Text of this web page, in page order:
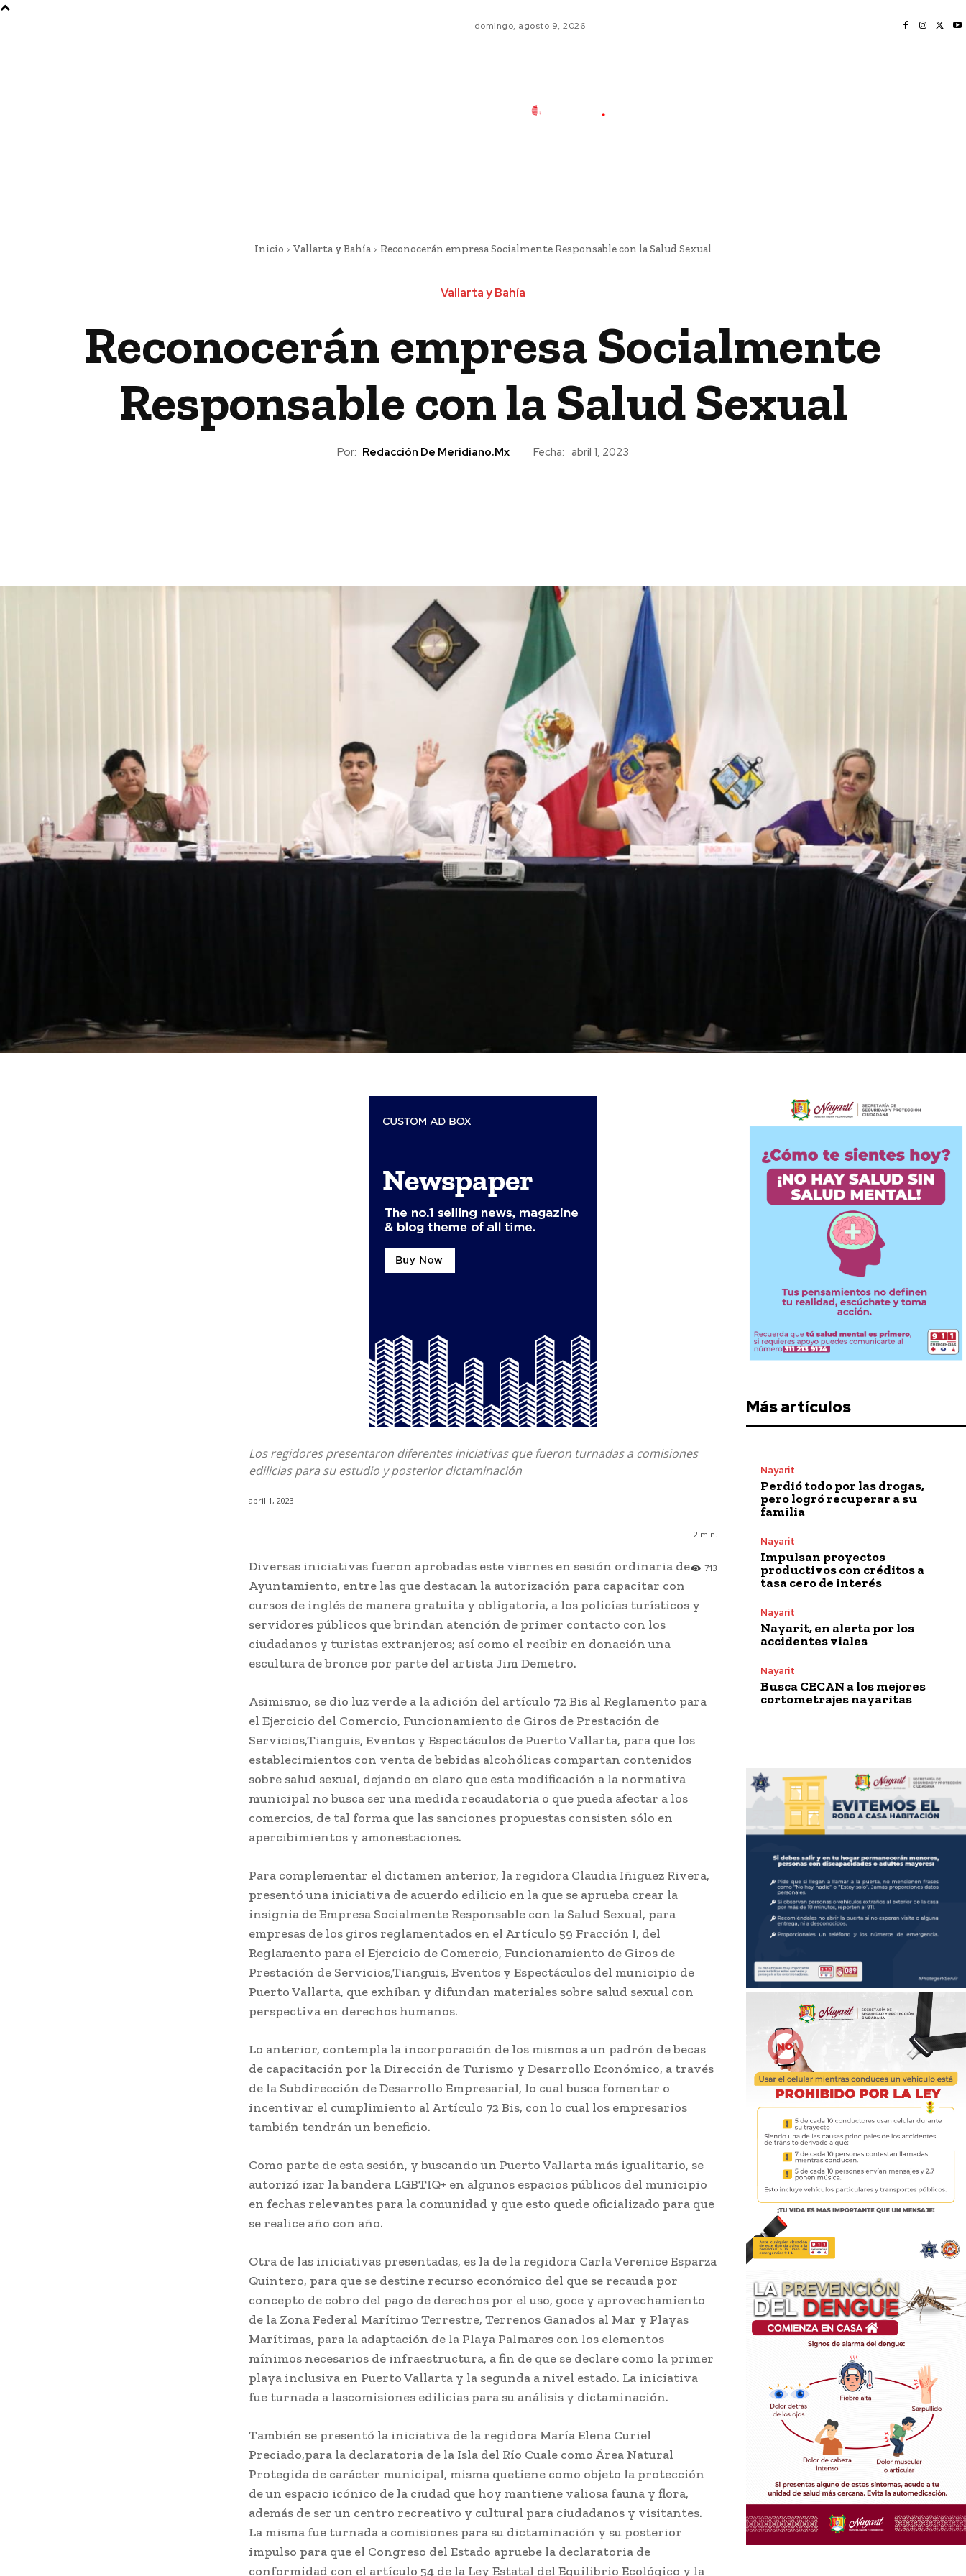
domingo, agosto 9, 2026
Inicio Vallarta y Bahía Reconocerán empresa Socialmente Responsable con la Salud Sexual
Vallarta y Bahía
Reconocerán empresa Socialmente
Responsable con la Salud Sexual
Por: Redacción De Meridiano.mx Fecha: abril 1, 2023
Los regidores presentaron diferentes iniciativas que fueron turnadas a comisiones
edilicias para su estudio y posterior dictaminación
abril 1, 2023
2 min.
713
Diversas iniciativas fueron aprobadas este viernes en sesión ordinaria de
Ayuntamiento, entre las que destacan la autorización para capacitar con
cursos de inglés de manera gratuita y obligatoria, a los policías turísticos y
servidores públicos que brindan atención de primer contacto con los
ciudadanos y turistas extranjeros; así como el recibir en donación una
escultura de bronce por parte del artista Jim Demetro.
Asimismo, se dio luz verde a la adición del artículo 72 Bis al Reglamento para
el Ejercicio del Comercio, Funcionamiento de Giros de Prestación de
Servicios,Tianguis, Eventos y Espectáculos de Puerto Vallarta, para que los
establecimientos con venta de bebidas alcohólicas compartan contenidos
sobre salud sexual, dejando en claro que esta modificación a la normativa
municipal no busca ser una medida recaudatoria o que pueda afectar a los
comercios, de tal forma que las sanciones propuestas consisten sólo en
apercibimientos y amonestaciones.
Para complementar el dictamen anterior, la regidora Claudia Iñiguez Rivera,
presentó una iniciativa de acuerdo edilicio en la que se aprueba crear la
insignia de Empresa Socialmente Responsable con la Salud Sexual, para
empresas de los giros reglamentados en el Artículo 59 Fracción I, del
Reglamento para el Ejercicio de Comercio, Funcionamiento de Giros de
Prestación de Servicios,Tianguis, Eventos y Espectáculos del municipio de
Puerto Vallarta, que exhiban y difundan materiales sobre salud sexual con
perspectiva en derechos humanos.
Lo anterior, contempla la incorporación de los mismos a un padrón de becas
de capacitación por la Dirección de Turismo y Desarrollo Económico, a través
de la Subdirección de Desarrollo Empresarial, lo cual busca fomentar o
incentivar el cumplimiento al Artículo 72 Bis, con lo cual los empresarios
también tendrán un beneficio.
Como parte de esta sesión, y buscando un Puerto Vallarta más igualitario, se
autorizó izar la bandera LGBTIQ+ en algunos espacios públicos del municipio
en fechas relevantes para la comunidad y que esto quede oficializado para que
se realice año con año.
Otra de las iniciativas presentadas, es la de la regidora Carla Verenice Esparza
Quintero, para que se destine recurso económico del que se recauda por
concepto de cobro del pago de derechos por el uso, goce y aprovechamiento
de la Zona Federal Marítimo Terrestre, Terrenos Ganados al Mar y Playas
Marítimas, para la adaptación de la Playa Palmares con los elementos
mínimos necesarios de infraestructura, a fin de que se declare como la primer
playa inclusiva en Puerto Vallarta y la segunda a nivel estado. La iniciativa
fue turnada a lascomisiones edilicias para su análisis y dictaminación.
También se presentó la iniciativa de la regidora María Elena Curiel
Preciado,para la declaratoria de la Isla del Río Cuale como Área Natural
Protegida de carácter municipal, misma quetiene como objeto la protección
de un espacio icónico de la ciudad que hoy mantiene valiosa fauna y flora,
además de ser un centro recreativo y cultural para ciudadanos y visitantes.
La misma fue turnada a comisiones para su dictaminación y su posterior
impulso para que el Congreso del Estado apruebe la declaratoria de
conformidad con el artículo 54 de la Ley Estatal del Equilibrio Ecológico y la
Más artículos
Nayarit
Perdió todo por las drogas,
pero logró recuperar a su
familia
Nayarit
Impulsan proyectos
productivos con créditos a
tasa cero de interés
Nayarit
Nayarit, en alerta por los
accidentes viales
Nayarit
Busca CECAN a los mejores
cortometrajes nayaritas